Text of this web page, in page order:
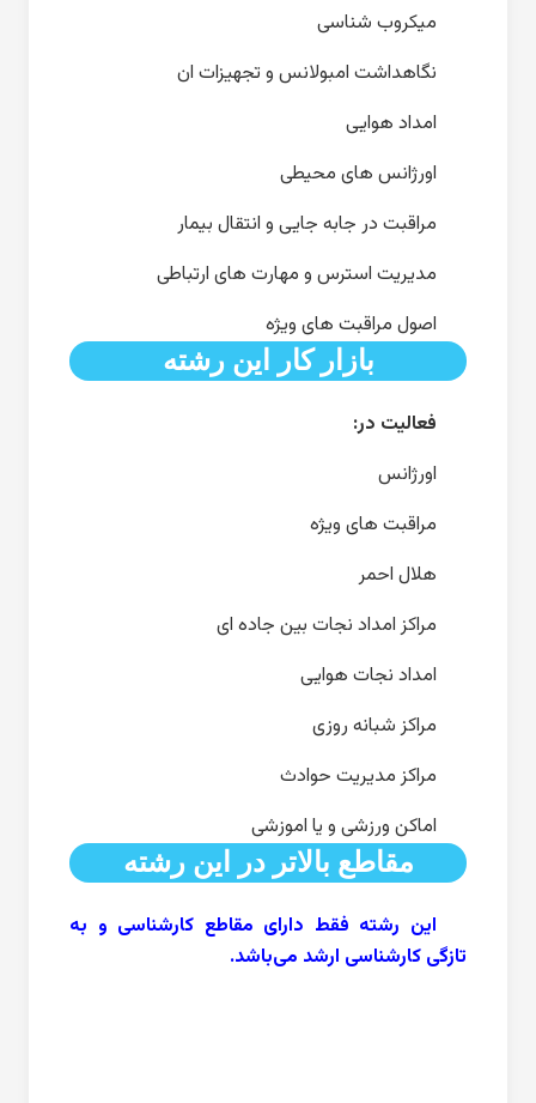
میکروب شناسی
نگاهداشت امبولانس و تجهیزات ان
امداد هوایی
اورژانس های محیطی
مراقبت در جابه جایی و انتقال بیمار
مدیریت استرس و مهارت های ارتباطی
اصول مراقبت های ویژه
بازار کار این رشته
فعالیت در:
اورژانس
مراقبت های ویژه
هلال احمر
مراکز امداد نجات بین جاده ای
امداد نجات هوایی
مراکز شبانه روزی
مراکز مدیریت حوادث
اماکن ورزشی و یا اموزشی
مقاطع بالاتر در این رشته
این رشته فقط دارای مقاطع کارشناسی‌ و به
تازگی کارشناسی ارشد می‌باشد.